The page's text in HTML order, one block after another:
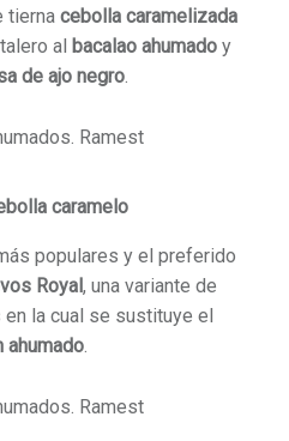
tierna cebolla caramelizada
al bacalao ahumadoy
de ajo negro.
caramelo
populares y el preferido
Royal , una variante de
la cual se sustituye el
ahumado.